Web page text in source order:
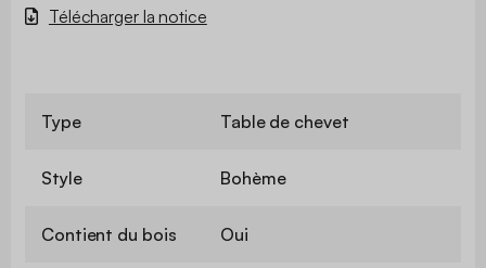
Télécharger la notice
Type Table de chevet
Style Bohème
Contient du bois Oui